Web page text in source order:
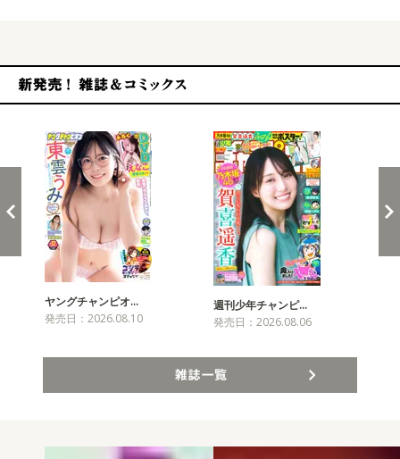
ヤングチャンピオ…
発売日：2026.08.10
週刊少年チャンピ…
発売日：2026.08.06